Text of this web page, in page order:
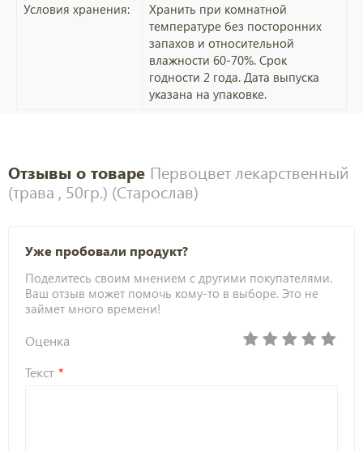
Условия хранения:
Хранить при комнатной
температуре без посторонних
запахов и относительной
влажности 60-70%. Срок
годности 2 года. Дата выпуска
указана на упаковке.
Отзывы о товаре Первоцвет лекарственный
(трава , 50гр.) (Старослав)
Уже пробовали продукт?
Поделитесь своим мнением с другими покупателями.
Ваш отзыв может помочь кому-то в выборе. Это не
займет много времени!
Оценка
Текст